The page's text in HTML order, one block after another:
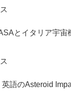
とイタリア宇
語のAsteroid